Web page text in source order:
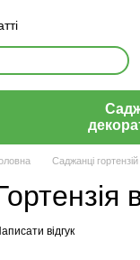
Саджанці гортензій
відгук